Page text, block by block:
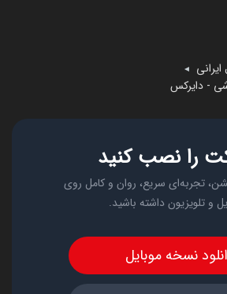
◄
- دایرکس
را نصب کنید
تجربه‌ای سریع، روان و کامل روی
و تلویزیون داشته باشید.
نسخه موبایل